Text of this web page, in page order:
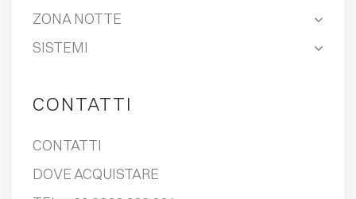
ZONA NOTTE
SISTEMI
CONTATTI
CONTATTI
DOVE ACQUISTARE